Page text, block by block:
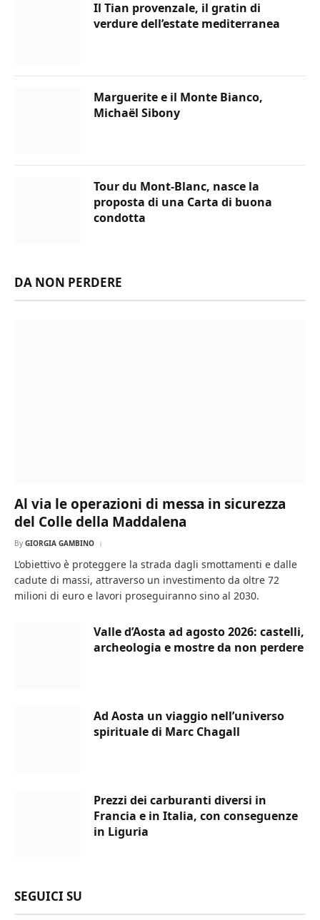
Il Tian provenzale, il gratin di
verdure dell’estate mediterranea
Marguerite e il Monte Bianco,
Michaël Sibony
Tour du Mont-Blanc, nasce la
proposta di una Carta di buona
condotta
DA NON PERDERE
Al via le operazioni di messa in sicurezza
del Colle della Maddalena
By GIORGIA GAMBINO
L’obiettivo è proteggere la strada dagli smottamenti e dalle
cadute di massi, attraverso un investimento da oltre 72
milioni di euro e lavori proseguiranno sino al 2030.
Valle d’Aosta ad agosto 2026: castelli,
archeologia e mostre da non perdere
Ad Aosta un viaggio nell’universo
spirituale di Marc Chagall
Prezzi dei carburanti diversi in
Francia e in Italia, con conseguenze
in Liguria
SEGUICI SU